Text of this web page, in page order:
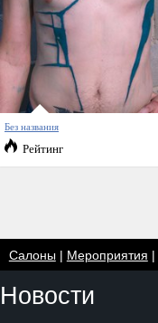
Без названия
Рейтинг
Салоны| Мероприятия |
Новости